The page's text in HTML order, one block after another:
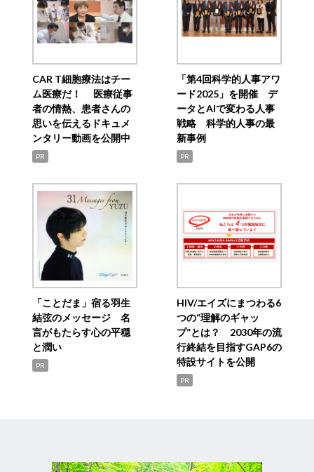
CAR T細胞療法はチー
ム医療だ！ 医療従事
者の情熱、患者さんの
思いを伝えるドキュメ
ンタリー動画を公開中
PR
「第4回科学的人事アワ
ード2025」を開催 デ
ータとAIで変わる人事
戦略 科学的人事の最
新事例
PR
「ことだま」宿る羽生
結弦のメッセージ 名
言がもたらす心の平穏
と潤い
PR
HIV/エイズにまつわる6
つの“理解のギャッ
プ”とは？ 2030年の流
行終結を目指すGAP6の
特設サイトを公開
PR